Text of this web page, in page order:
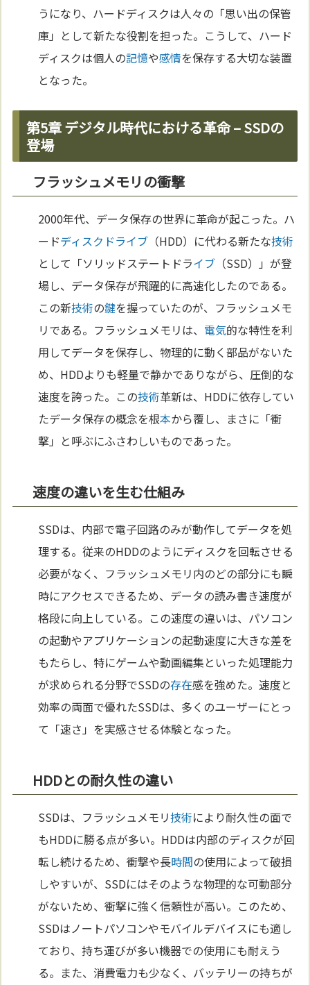
うになり、ハードディスクは人々の「思い出の保管
庫」として新たな役割を担った。こうして、ハード
ディスクは個人の記憶や感情を保存する大切な装置
となった。
第5章 デジタル時代における革命 – SSDの
登場
フラッシュメモリの衝撃
2000年代、データ保存の世界に革命が起こった。ハ
ードディスクドライブ （HDD）に代わる新たな技術
として「ソリッドステートドライブ （SSD）」が登
場し、データ保存が飛躍的に高速化したのである。
この新技術の鍵を握っていたのが、フラッシュメモ
リである。フラッシュメモリは、 電気的な特性を利
用してデータを保存し、物理的に動く部品がないた
め、HDDよりも軽量で静かでありながら、圧倒的な
速度を誇った。この技術革新は、HDDに依存してい
たデータ保存の概念を根本から覆し、まさに「衝
撃」と呼ぶにふさわしいものであった。
速度の違いを生む仕組み
SSDは、内部で電子回路のみが動作してデータを処
理する。従来のHDDのようにディスクを回転させる
必要がなく、フラッシュメモリ内のどの部分にも瞬
時にアクセスできるため、データの読み書き速度が
格段に向上している。この速度の違いは、パソコン
の起動やアプリケーションの起動速度に大きな差を
もたらし、特にゲームや動画編集といった処理能力
が求められる分野でSSDの存在感を強めた。速度と
効率の両面で優れたSSDは、多くのユーザーにとっ
て「速さ」を実感させる体験となった。
HDDとの耐久性の違い
SSDは、フラッシュメモリ技術により耐久性の面で
もHDDに勝る点が多い。HDDは内部のディスクが回
転し続けるため、衝撃や長時間の使用によって破損
しやすいが、SSDにはそのような物理的な可動部分
がないため、衝撃に強く信頼性が高い。このため、
SSDはノートパソコンやモバイルデバイスにも適し
ており、持ち運びが多い機器での使用にも耐えう
る。また、消費電力も少なく、バッテリーの持ちが